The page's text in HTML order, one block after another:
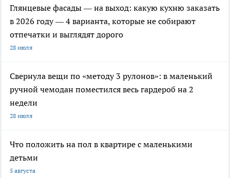
Глянцевые фасады — на выход: какую кухню заказать
в 2026 году — 4 варианта, которые не собирают
отпечатки и выглядят дорого
28 июля
Свернула вещи по «методу 3 рулонов»: в маленький
ручной чемодан поместился весь гардероб на 2
недели
28 июля
Что положить на пол в квартире с маленькими
детьми
5 августа